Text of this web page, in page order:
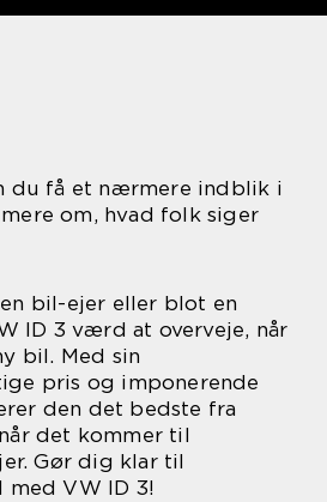
du få et nærmere indblik i
om, hvad folk siger
bil-ejer eller blot en
ID 3 værd at overveje, når
bil. Med sin
pris og imponerende
den det bedste fra
det kommer til
Gør dig klar til
med VW ID 3!